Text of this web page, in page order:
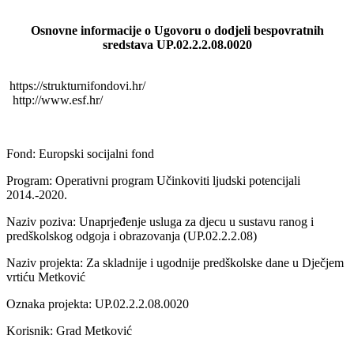
Osnovne informacije o Ugovoru o dodjeli bespovratnih
sredstava UP.02.2.2.08.0020
https://strukturnifondovi.hr/
http://www.esf.hr/
Fond: Europski socijalni fond
Program: Operativni program Učinkoviti ljudski potencijali
2014.-2020.
Naziv poziva: Unaprjeđenje usluga za djecu u sustavu ranog i
predškolskog odgoja i obrazovanja (UP.02.2.2.08)
Naziv projekta: Za skladnije i ugodnije predškolske dane u Dječjem
vrtiću Metković
Oznaka projekta: UP.02.2.2.08.0020
Korisnik: Grad Metković